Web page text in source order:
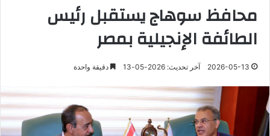
محافظ سوهاج يستقبل رئيس
الطائفة الإنجيلية بمصر
2026-05-13 آخر تحديث: 2026-05-13 دقيقة واحدة